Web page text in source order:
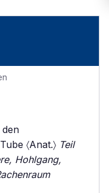
den
〈Anat.〉 Teil
Hohlgang,